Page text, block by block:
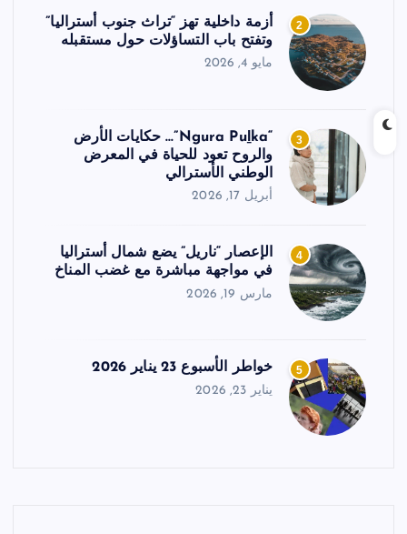
2
أزمة داخلية تهز “تراث جنوب أستراليا”
وتفتح باب التساؤلات حول مستقبله
مايو 4, 2026
3
“Ngura Puḻka”… حكايات الأرض
والروح تعود للحياة في المعرض
الوطني الأسترالي
أبريل 17, 2026
4
الإعصار “ناريل” يضع شمال أستراليا
في مواجهة مباشرة مع غضب المناخ
مارس 19, 2026
5 خواطر الأسبوع 23 يناير 2026
يناير 23, 2026